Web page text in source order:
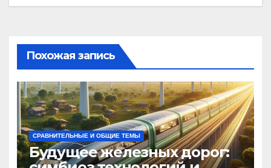
Похожая запись
СРАВНИТЕЛЬНЫЕ И ОБЩИЕ ТЕМЫ
Будущее железных дорог: